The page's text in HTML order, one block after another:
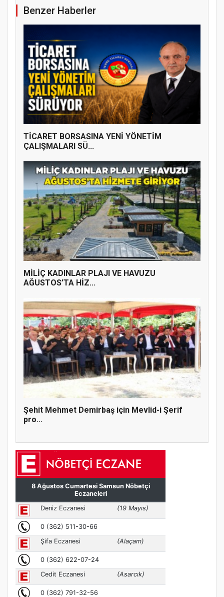
Benzer Haberler
TİCARET BORSASINA YENİ YÖNETİM
ÇALIŞMALARI SÜ...
MİLİÇ KADINLAR PLAJI VE HAVUZU
AĞUSTOS’TA HİZ...
Şehit Mehmet Demirbaş için Mevlid-i Şerif
pro...